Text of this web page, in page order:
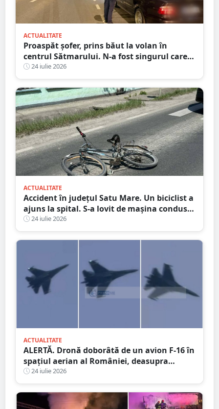
ACTUALITATE
Proaspăt șofer, prins băut la volan în
centrul Sătmarului. N-a fost singurul care a
călcat pe bec
24 iulie 2026
ACTUALITATE
Accident în județul Satu Mare. Un biciclist a
ajuns la spital. S-a lovit de mașina condusă
de un tânăr șofer
24 iulie 2026
ACTUALITATE
ALERTĂ. Dronă doborâtă de un avion F-16 în
spațiul aerian al României, deasupra
județului Buzău
24 iulie 2026